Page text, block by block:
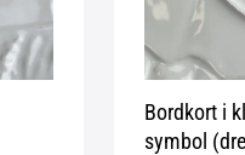
Bordkort i
symbol